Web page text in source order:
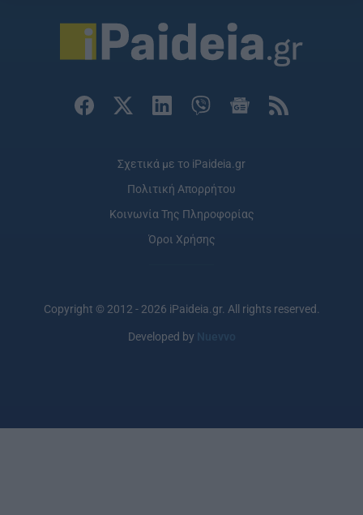
Σχετικά με το iPaideia.gr
Πολιτική Απορρήτου
Κοινωνία Της Πληροφορίας
Όροι Χρήσης
Copyright © 2012 - 2026 iPaideia.gr. All rights reserved.
Developed by